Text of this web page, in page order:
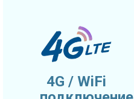
4G / WiFi